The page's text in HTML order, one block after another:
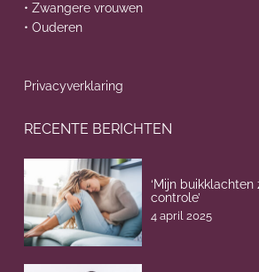
• Zwangere vrouwen
• Ouderen
Privacyverklaring
RECENTE BERICHTEN
‘Mijn
controle’
4 april 2025